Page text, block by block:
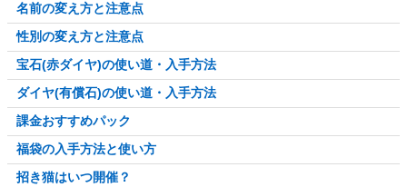
名前の変え方と注意点
性別の変え方と注意点
宝石(赤ダイヤ)の使い道・入手方法
ダイヤ(有償石)の使い道・入手方法
課金おすすめパック
福袋の入手方法と使い方
招き猫はいつ開催？